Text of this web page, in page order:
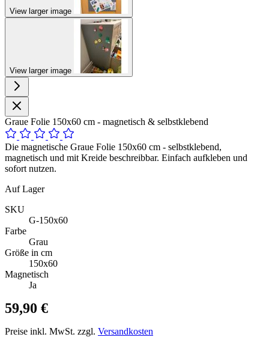
View larger image
View larger image
Graue Folie 150x60 cm - magnetisch & selbstklebend
Die magnetische Graue Folie 150x60 cm - selbstklebend,
magnetisch und mit Kreide beschreibbar. Einfach aufkleben und
sofort nutzen.
Auf Lager
SKU
G-150x60
Farbe
Grau
Größe in cm
150x60
Magnetisch
Ja
59,90 €
Preise inkl. MwSt. zzgl. Versandkosten